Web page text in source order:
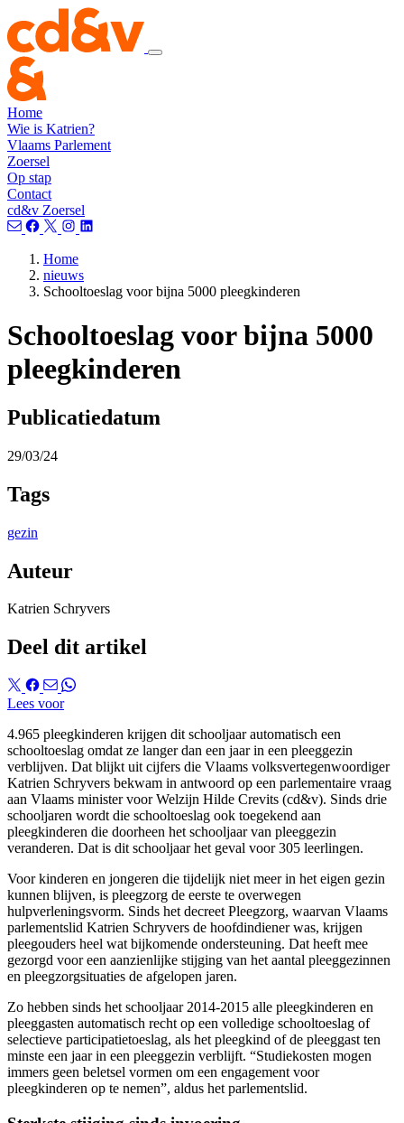
Home
Wie is Katrien?
Vlaams Parlement
Zoersel
Op stap
Contact
cd&v Zoersel
Home
nieuws
Schooltoeslag voor bijna 5000 pleegkinderen
Schooltoeslag voor bijna 5000
pleegkinderen
Publicatiedatum
29/03/24
Tags
gezin
Auteur
Katrien Schryvers
Deel dit artikel
Lees voor
4.965 pleegkinderen krijgen dit schooljaar automatisch een
schooltoeslag omdat ze langer dan een jaar in een pleeggezin
verblijven. Dat blijkt uit cijfers die Vlaams volksvertegenwoordiger
Katrien Schryvers bekwam in antwoord op een parlementaire vraag
aan Vlaams minister voor Welzijn Hilde Crevits (cd&v). Sinds drie
schooljaren wordt die schooltoeslag ook toegekend aan
pleegkinderen die doorheen het schooljaar van pleeggezin
veranderen. Dat is dit schooljaar het geval voor 305 leerlingen.
Voor kinderen en jongeren die tijdelijk niet meer in het eigen gezin
kunnen blijven, is pleegzorg de eerste te overwegen
hulpverleningsvorm. Sinds het decreet Pleegzorg, waarvan Vlaams
parlementslid Katrien Schryvers de hoofdindiener was, krijgen
pleegouders heel wat bijkomende ondersteuning. Dat heeft mee
gezorgd voor een aanzienlijke stijging van het aantal pleeggezinnen
en pleegzorgsituaties de afgelopen jaren.
Zo hebben sinds het schooljaar 2014-2015 alle pleegkinderen en
pleeggasten automatisch recht op een volledige schooltoeslag of
selectieve participatietoeslag, als het pleegkind of de pleeggast ten
minste een jaar in een pleeggezin verblijft. “Studiekosten mogen
immers geen beletsel vormen om een engagement voor
pleegkinderen op te nemen”, aldus het parlementslid.